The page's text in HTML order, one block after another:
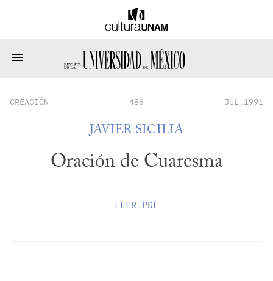
CREACIÓN 486 JUL.1991
JAVIER SICILIA
Oración de Cuaresma
LEER PDF